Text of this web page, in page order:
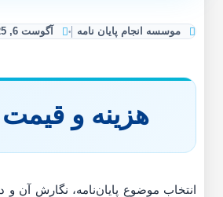
موسسه انجام پایان نامه آگوست 6, 2025
هزینه و قیمت
انتخاب موضوع پایان‌نامه، نگارش آن